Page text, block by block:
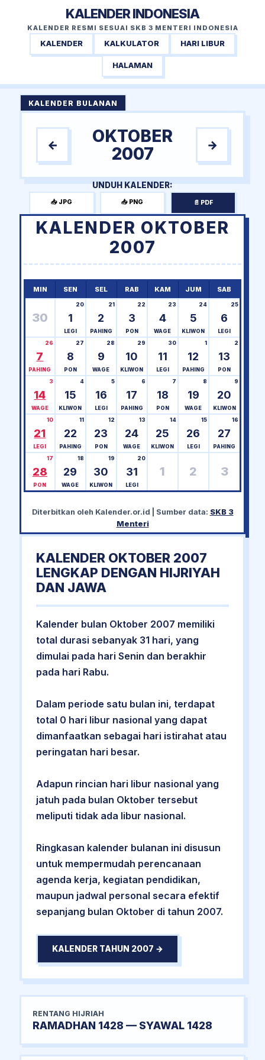
KALENDER INDONESIA
KALENDER RESMI SESUAI SKB 3 MENTERI INDONESIA
KALENDER KALKULATOR HARI LIBUR
HALAMAN
KALENDER BULANAN
←
OKTOBER
2007
→
UNDUH KALENDER:
📥 JPG 📥 PNG 📄 PDF
KALENDER OKTOBER
2007
MIN SEN SEL RAB KAM JUM SAB
30 1
20
LEGI
2
21
PAHING
3
22
PON
4
23
WAGE
5
24
KLIWON
6
25
LEGI
7
26
PAHING
8
27
PON
9
28
WAGE
10
29
KLIWON
11
30
LEGI
12
1
PAHING
13
2
PON
14
3
WAGE
15
4
KLIWON
16
5
LEGI
17
6
PAHING
18
7
PON
19
8
WAGE
20
9
KLIWON
21
10
LEGI
22
11
PAHING
23
12
PON
24
13
WAGE
25
14
KLIWON
26
15
LEGI
27
16
PAHING
28
17
PON
29
18
WAGE
30
19
KLIWON
31
20
LEGI
1 2 3
Diterbitkan oleh Kalender.or.id | Sumber data: SKB 3
Menteri
KALENDER OKTOBER 2007
LENGKAP DENGAN HIJRIYAH
DAN JAWA
Kalender bulan Oktober 2007 memiliki
total durasi sebanyak 31 hari, yang
dimulai pada hari Senin dan berakhir
pada hari Rabu.
Dalam periode satu bulan ini, terdapat
total 0 hari libur nasional yang dapat
dimanfaatkan sebagai hari istirahat atau
peringatan hari besar.
Adapun rincian hari libur nasional yang
jatuh pada bulan Oktober tersebut
meliputi tidak ada libur nasional.
Ringkasan kalender bulanan ini disusun
untuk mempermudah perencanaan
agenda kerja, kegiatan pendidikan,
maupun jadwal personal secara efektif
sepanjang bulan Oktober di tahun 2007.
KALENDER TAHUN 2007 →
RENTANG HIJRIAH
RAMADHAN 1428 — SYAWAL 1428